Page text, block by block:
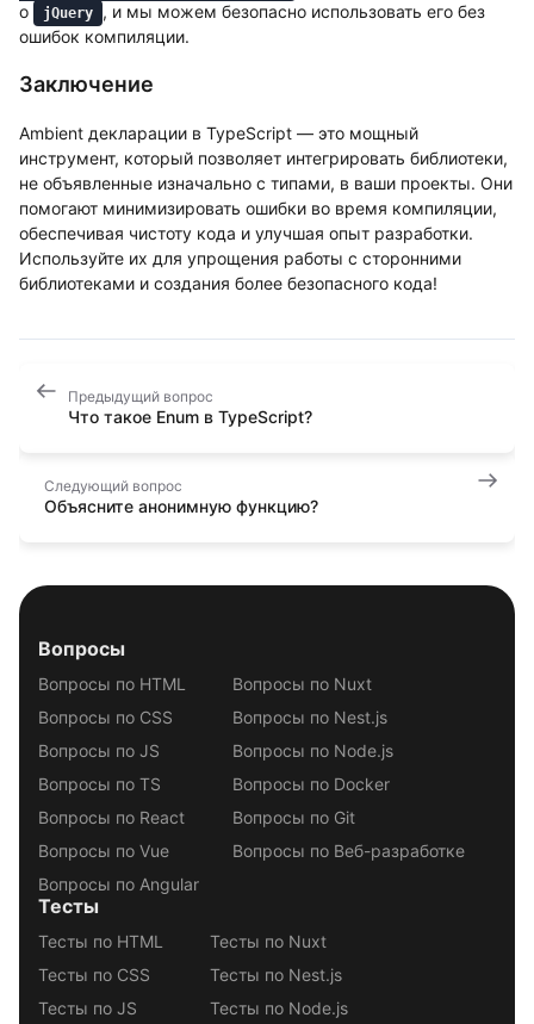
о
jQuery
, и мы можем безопасно использовать его без
ошибок компиляции.
Заключение
Ambient декларации в TypeScript — это мощный
инструмент, который позволяет интегрировать библиотеки,
не объявленные изначально с типами, в ваши проекты. Они
помогают минимизировать ошибки во время компиляции,
обеспечивая чистоту кода и улучшая опыт разработки.
Используйте их для упрощения работы с сторонними
библиотеками и создания более безопасного кода!
Предыдущий вопрос
Что такое Enum в TypeScript?
Следующий вопрос
Объясните анонимную функцию?
Вопросы
Вопросы по HTML
Вопросы по CSS
Вопросы по JS
Вопросы по TS
Вопросы по React
Вопросы по Vue
Вопросы по Angular
Вопросы по Nuxt
Вопросы по Nest.js
Вопросы по Node.js
Вопросы по Docker
Вопросы по Git
Вопросы по Веб-разработке
Тесты
Тесты по HTML
Тесты по CSS
Тесты по JS
Тесты по Nuxt
Тесты по Nest.js
Тесты по Node.js